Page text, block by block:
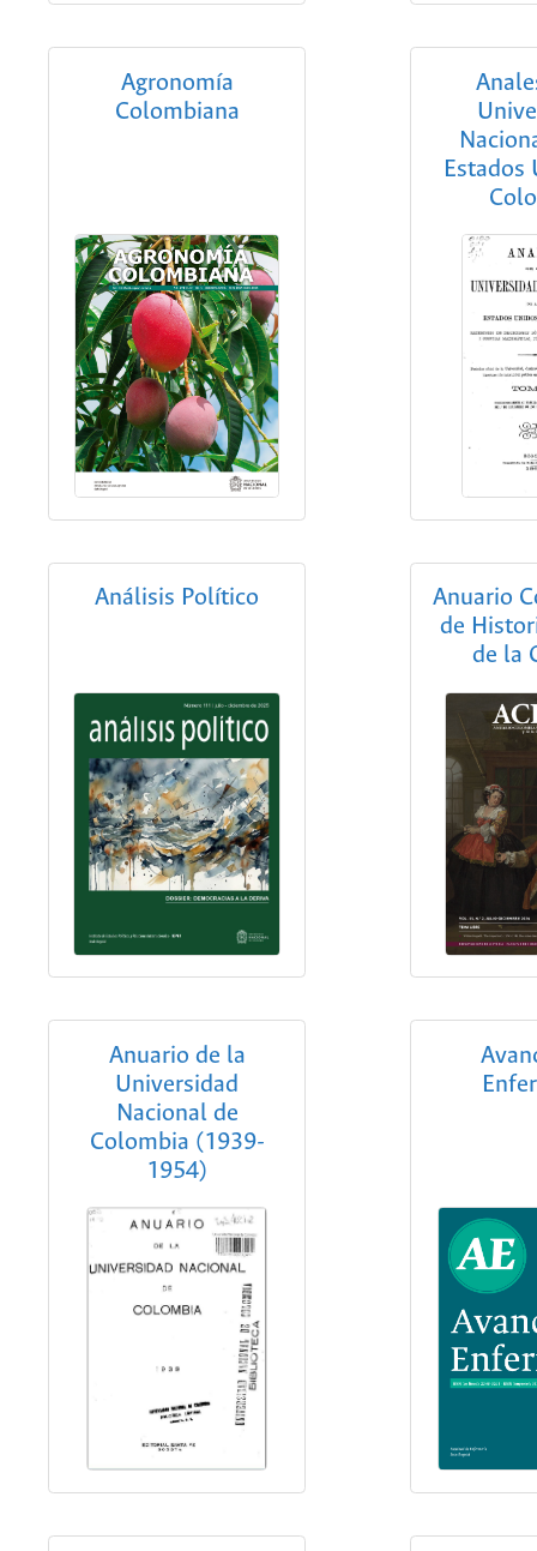
Agronomía
Colombiana
Estados
Análisis Político
Anuario
de
de la
Anuario de la
Universidad
Nacional de
Colombia (1939-
1954)